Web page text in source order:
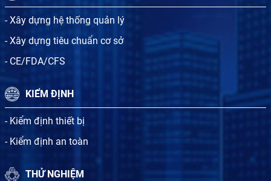
- Xây dựng hệ thống quản lý
- Xây dựng tiêu chuẩn cơ sở
- CE/FDA/CFS
KIỂM ĐỊNH
- Kiểm định thiết bị
- Kiểm định an toàn
THỬ NGHIỆM